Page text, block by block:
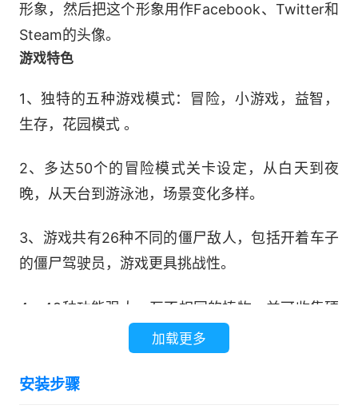
形象，然后把这个形象用作Facebook、Twitter和
Steam的头像。
游戏特色
1、独特的五种游戏模式：冒险，小游戏，益智，
生存，花园模式 。
2、多达50个的冒险模式关卡设定，从白天到夜
晚，从天台到游泳池，场景变化多样。
3、游戏共有26种不同的僵尸敌人，包括开着车子
的僵尸驾驶员，游戏更具挑战性。
4、49种功能强大，互不相同的植物，并可收集硬
币购买宠物蜗牛等多种可选道具。
5、打开年历，可以看到各种不同的植物与工具，
加载更多
安装步骤